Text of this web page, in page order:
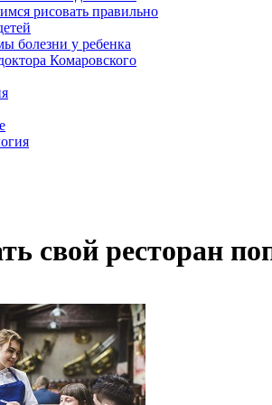
рисовать правильно
болезни у ребенка
Комаровского
свой ресторан